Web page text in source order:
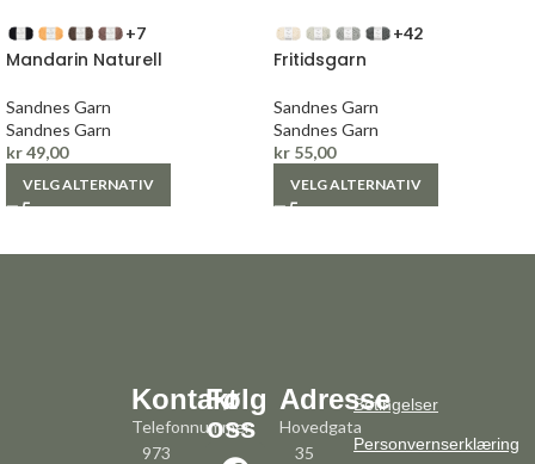
+7
Mandarin Naturell
Sandnes Garn
Sandnes Garn
kr49,00
VELG ALTERNATIV
+42
Fritidsgarn
Sandnes Garn
Sandnes Garn
kr 55,00
VELG ALTERNATIV
Kontakt
Telefonnummer:
973
Følg
oss
Adresse
Hovedgata
35
Betingelser
Personvernserklæring